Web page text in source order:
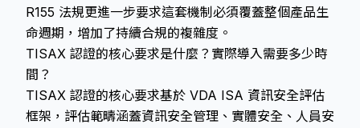
R155 法規更進一步要求這套機制必須覆蓋整個產品生
命週期，增加了持續合規的複雜度。
TISAX 認證的核心要求是什麼？實際導入需要多少時
間？
TISAX 認證的核心要求基於 VDA ISA 資訊安全評估
框架，評估範疇涵蓋資訊安全管理、實體安全、人員安